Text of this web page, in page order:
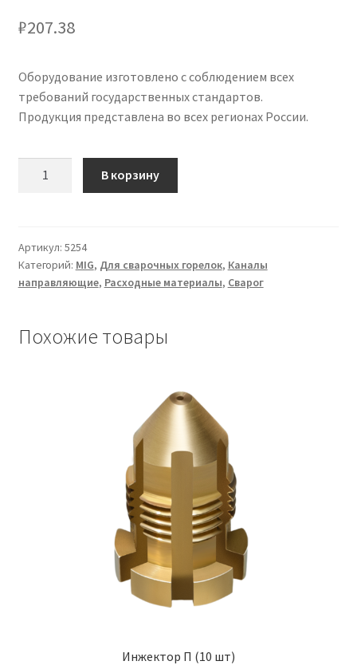
₽207.38
Оборудование изготовлено с соблюдением всех
требований государственных стандартов.
Продукция представлена во всех регионах России.
5.5
м
синий
IIC0507
В корзину
Артикул: 5254
Категорий: MIG, Для сварочных горелок, Каналы
направляющие, Расходные материалы, Сварог
Похожие товары
Инжектор П (10 шт)